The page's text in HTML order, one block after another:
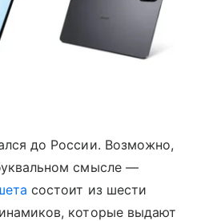
до России. Возможно,
смысле —
состоит из шести
которые выдают